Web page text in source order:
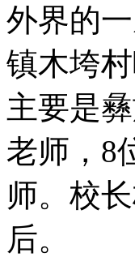
外界的
镇木垮
主要是
老师，8
师。校
后。